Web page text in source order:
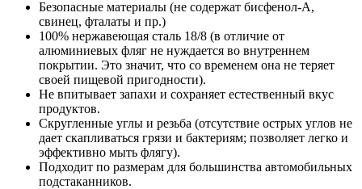
Безопасные материалы (не содержат бисфенол-А,
свинец, фталаты и пр.)
100% нержавеющая сталь 18/8 (в отличие от
алюминиевых фляг не нуждается во внутреннем
покрытии. Это значит, что со временем она не теряет
своей пищевой пригодности).
Не впитывает запахи и сохраняет естественный вкус
продуктов.
Скругленные углы и резьба (отсутствие острых углов не
дает скапливаться грязи и бактериям; позволяет легко и
эффективно мыть флягу).
Подходит по размерам для большинства автомобильных
подстаканников.